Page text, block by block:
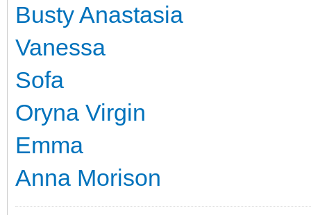
Busty Anastasia
Vanessa
Sofa
Oryna Virgin
Emma
Anna Morison